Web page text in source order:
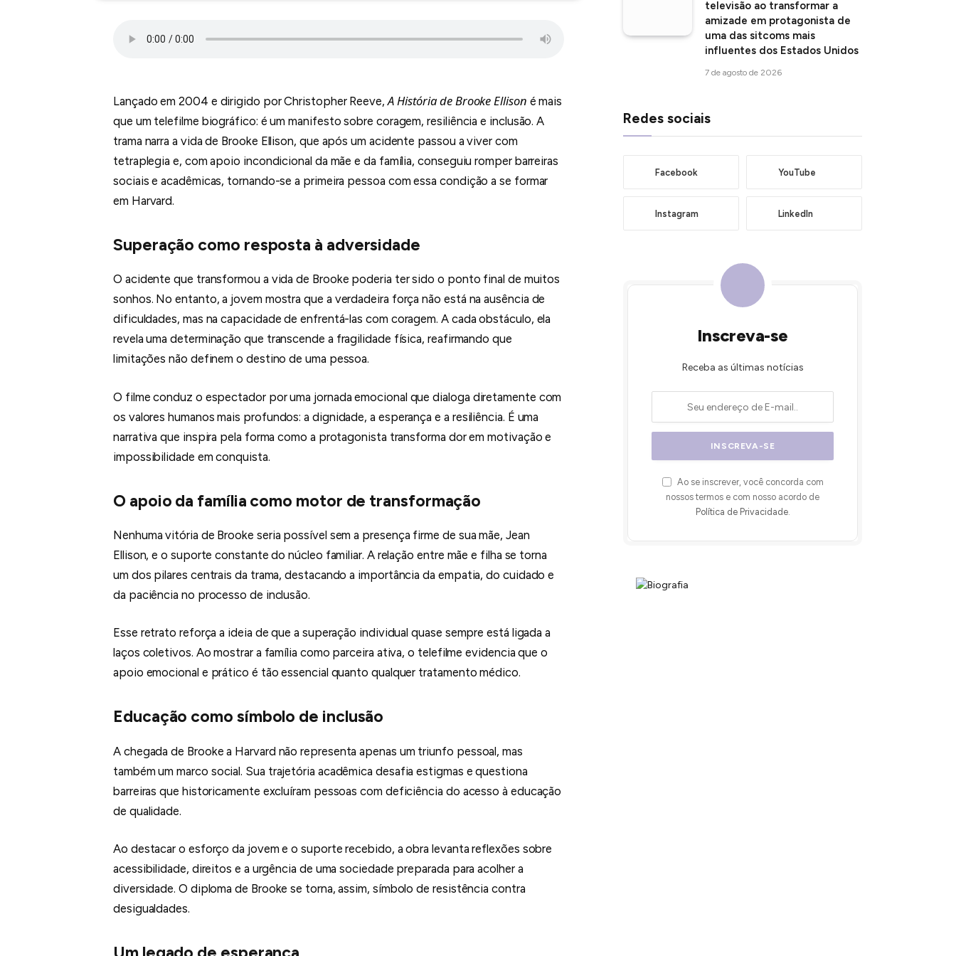
Lançado em 2004 e dirigido por Christopher Reeve,A História de Brooke Ellison é mais
que um telefilme biográfico: é um manifesto sobre coragem, resiliência e inclusão. A
trama narra a vida de Brooke Ellison, que após um acidente passou a viver com
tetraplegia e, com apoio incondicional da mãe e da família, conseguiu romper barreiras
sociais e acadêmicas, tornando-se a primeira pessoa com essa condição a se formar
em Harvard.
Superação como resposta à adversidade
O acidente que transformou a vida de Brooke poderia ter sido o ponto final de muitos
sonhos. No entanto, a jovem mostra que a verdadeira força não está na ausência de
dificuldades, mas na capacidade de enfrentá-las com coragem. A cada obstáculo, ela
revela uma determinação que transcende a fragilidade física, reafirmando que
limitações não definem o destino de uma pessoa.
O filme conduz o espectador por uma jornada emocional que dialoga diretamente com
os valores humanos mais profundos: a dignidade, a esperança e a resiliência. É uma
narrativa que inspira pela forma como a protagonista transforma dor em motivação e
impossibilidade em conquista.
O apoio da família como motor de transformação
Nenhuma vitória de Brooke seria possível sem a presença firme de sua mãe, Jean
Ellison, e o suporte constante do núcleo familiar. A relação entre mãe e filha se torna
um dos pilares centrais da trama, destacando a importância da empatia, do cuidado e
da paciência no processo de inclusão.
Esse retrato reforça a ideia de que a superação individual quase sempre está ligada a
laços coletivos. Ao mostrar a família como parceira ativa, o telefilme evidencia que o
apoio emocional e prático é tão essencial quanto qualquer tratamento médico.
Educação como símbolo de inclusão
A chegada de Brooke a Harvard não representa apenas um triunfo pessoal, mas
também um marco social. Sua trajetória acadêmica desafia estigmas e questiona
barreiras que historicamente excluíram pessoas com deficiência do acesso à educação
de qualidade.
Ao destacar o esforço da jovem e o suporte recebido, a obra levanta reflexões sobre
acessibilidade, direitos e a urgência de uma sociedade preparada para acolher a
diversidade. O diploma de Brooke se torna, assim, símbolo de resistência contra
desigualdades.
televisão ao transformar a
amizade em protagonista de
uma das sitcoms mais
influentes dos Estados Unidos
7 de agosto de 2026
Redes sociais
Facebook YouTube
Instagram LinkedIn
Inscreva-se
Receba as últimas notícias
Ao se inscrever, você concorda com
nossos termos e com nosso acordo de
Política de Privacidade.